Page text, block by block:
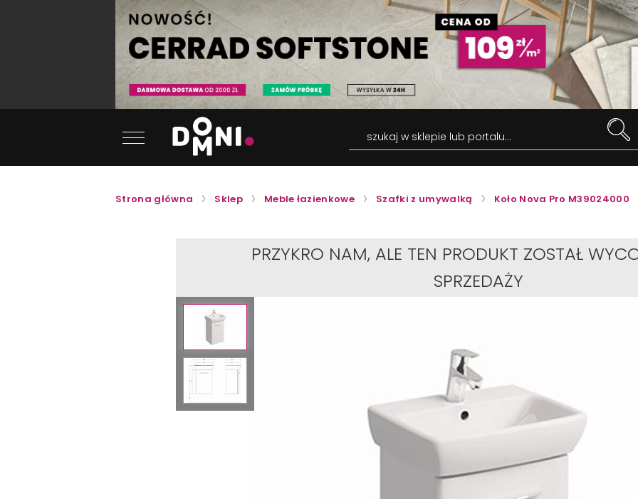
szukaj w sklepie lub portalu...
Strona główna Sklep Meble łazienkowe Szafki z umywalką Koło Nova Pro M39024000
PRZYKRO NAM, ALE TEN PRODUKT ZOSTAŁ
SPRZEDAŻY